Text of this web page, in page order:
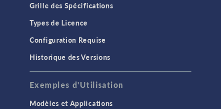
Grille des Spécifications
Types de Licence
Configuration Requise
Historique des Versions
Exemples d'Utilisation
Modèles et Applications